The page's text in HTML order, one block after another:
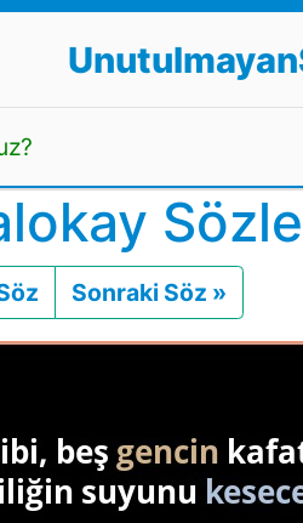
Önceki
Sonraki Söz »